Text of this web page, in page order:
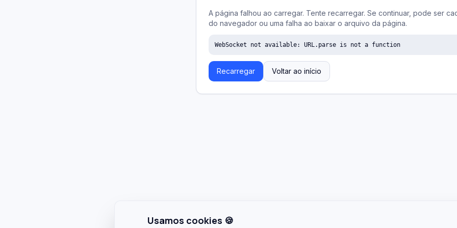
A página falhou ao carregar. Tente recarregar. Se continuar, pode ser
do navegador ou uma falha ao baixar o arquivo da página.
WebSocket not available: URL.parse is not a function
Recarregar Voltar ao início
Usamos cookies 🍪